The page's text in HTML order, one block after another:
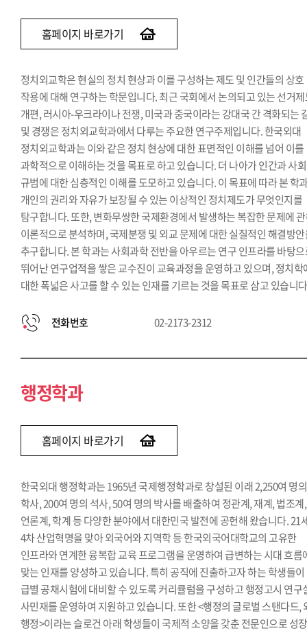
홈페이지 바로가기
정치외교학은 현실의 정치 현상과 이를 구성하는 제도 및 인간들의 상호
작용에 대해 연구하는 학문입니다. 최근 국회에서 논의되고 있는 선거
개편, 러시아-우크라이나 전쟁, 미국과 중국이라는 강대국 간 격화되는
및 경쟁은 정치외교학과에서 다루는 주요한 연구주제입니다. 한국외대
정치외교학과는 이와 같은 정치 현상에 대한 표면적인 이해를 넘어 이를
과학적으로 이해하는 것을 목표로 하고 있습니다. 더 나아가 인간과 사
규범에 대한 심층적인 이해를 도모하고 있습니다. 이 목표에 따라 본 학
개인의 권리와 자유가 보장될 수 있는 이상적인 정치제도가 무엇인지를
탐구합니다. 또한, 변화무쌍한 국제환경에서 발생하는 복잡한 문제에
이론적으로 분석하며, 국제분쟁 및 외교 문제에 대한 실질적인 해결방
추구합니다. 본 학과는 사회과학 전반을 아우르는 연구 인프라를 바탕
뛰어난 연구업적을 쌓은 교수진이 교육과정을 운영하고 있으며, 정치학
대한 폭넓은 사고를 할 수 있는 인재를 기르는 것을 목표로 삼고 있습니
전화번호 02-2173-2312
행정학과
홈페이지 바로가기
한국외대 행정학과는 1965년 국제행정학과로 창설된 이래 2,250여 명의
학사, 200여 명의 석사, 50여 명의 박사를 배출하여 정관계, 재계, 법조계,
언론계, 학계 등 다양한 분야에서 대한민국 발전에 공헌해 왔습니다. 21
4차 산업혁명을 맞아 외국어와 지역학 등 한국외국어대학교의 고유한
인프라와 연계한 융복합 교육 프로그램을 운영하여 급변하는 시대 흐름
맞는 인재를 양성하고 있습니다. 특히 공직에 진출하고자 하는 학생들
급별 공채시험에 대비할 수 있도록 커리큘럼을 구성하고 행정고시 연구
사민재를 운영하여 지원하고 있습니다. 또한 <행정의 글로벌 스탠다드,
행정>이라는 슬로건 아래 학생들이 국제적 소양을 갖춘 전문인으로 성